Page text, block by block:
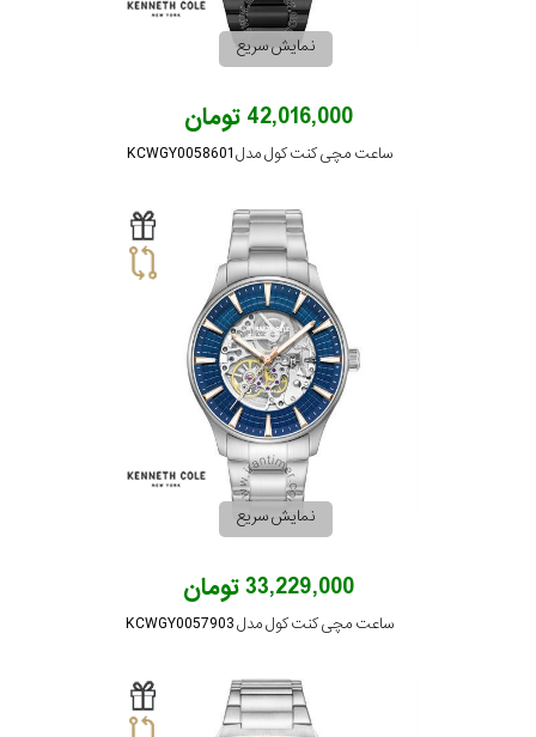
نمایش سریع
42,016,000 تومان
ساعت مچی کنت کول مدل KCWGY0058601
نمایش سریع
33,229,000 تومان
ساعت مچی کنت کول مدل KCWGY0057903